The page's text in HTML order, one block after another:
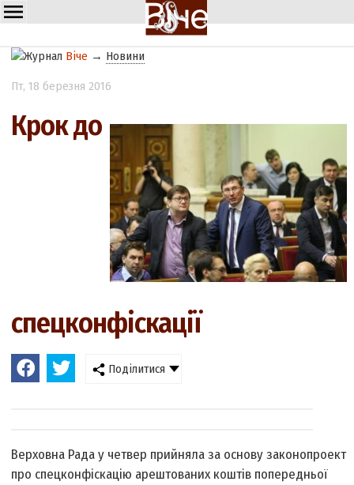
Віче → Новини
Пт, 18 березня 2016
Крок до
спецконфіскації
Поділитися
Верховна Рада у четвер прийняла за основу законопроект
про спецконфіскацію арештованих коштів попередньої